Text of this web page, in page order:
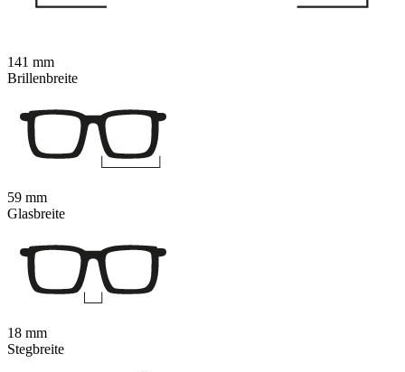
141 mm
Brillenbreite
59 mm
Glasbreite
18 mm
Stegbreite